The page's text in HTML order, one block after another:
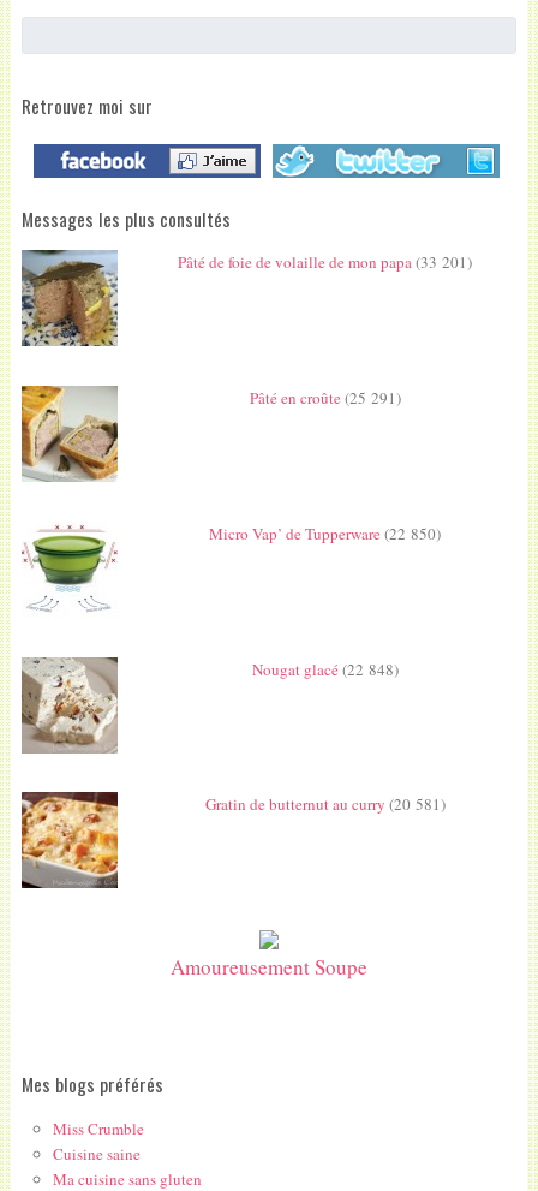
Retrouvez moi sur
Messages les plus consultés
Pâté de foie de volaille de mon papa(33 201)
Pâté en croûte(25 291)
Micro Vap’ de Tupperware(22 850)
Nougat glacé(22 848)
Gratin de butternut au curry (20 581)
Amoureusement Soupe
Mes blogs préférés
Miss Crumble
Cuisine saine
Ma cuisine sans gluten